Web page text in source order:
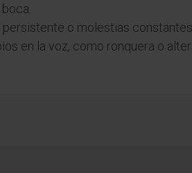
persistente o molestias
en la voz, como ronquera o